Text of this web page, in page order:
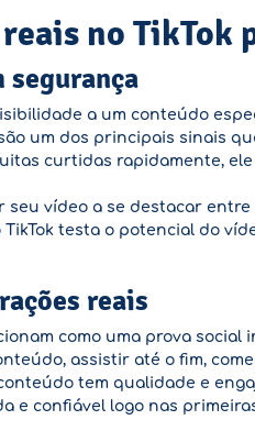
no TikTok
segurança
a um conteúdo
um dos principais sinais
curtidas rapidamente,
seu vídeo a se destacar
testa o potencial do
reais
como uma prova
assistir até o fim,
tem qualidade e
e confiável logo nas